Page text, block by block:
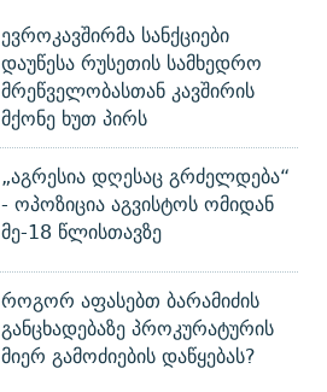
ევროკავშირმა სანქციები
დაუწესა რუსეთის სამხედრო
მრეწველობასთან კავშირის
მქონე ხუთ პირს
„აგრესია დღესაც გრძელდება“
- ოპოზიცია აგვისტოს ომიდან
მე-18 წლისთავზე
როგორ აფასებთ ბარამიძის
განცხადებაზე პროკურატურის
მიერ გამოძიების დაწყებას?